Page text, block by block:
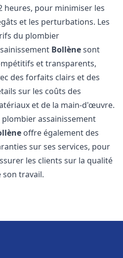
heures, pour minimiser les
et les perturbations. Les
du plombier
Bollènesont
et transparents,
des forfaits clairs et des
sur les coûts des
et de la main-d'œuvre.
plombier assainissement
offre également des
sur ses services, pour
les clients sur la qualité
son travail.